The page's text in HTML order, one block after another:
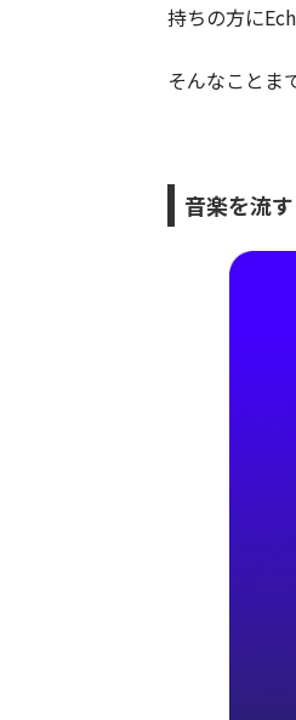
持ちの方に
そんなことま
音楽を流す